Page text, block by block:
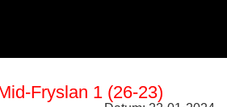
Fryslan 1 (26-23)